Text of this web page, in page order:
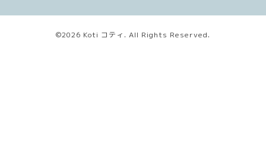
©2026 Koti コティ . All Rights Reserved.